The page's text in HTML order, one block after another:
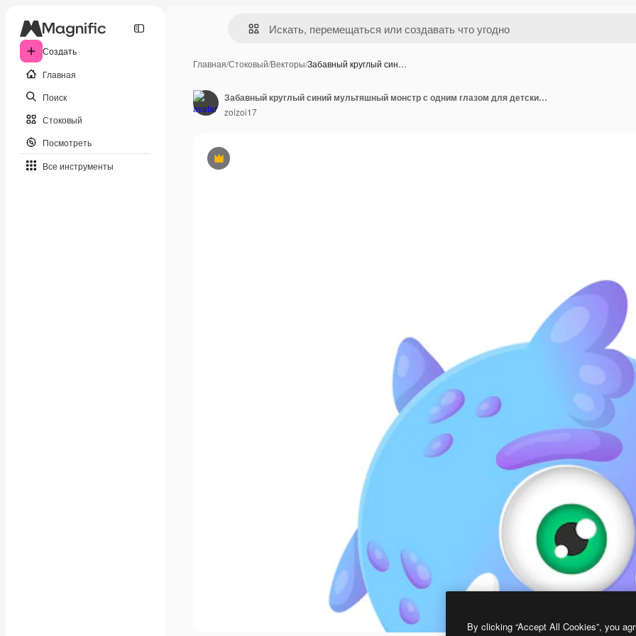
Создать
Главная
Поиск
Стоковый
Посмотреть
Все инструменты
Главная/Стоковый/Векторы/Забавный круглый син…
Премиум
Забавный круглый синий мультяшный монстр с одним глазом для детских украшений на Хэллоуин
zoizoi17
By clicking “Accept All Cookies”, you